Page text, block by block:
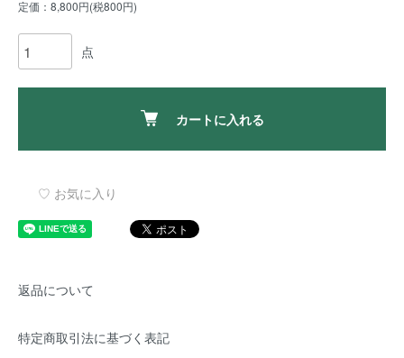
定価：8,800円(税800円)
点
カートに入れる
♡ お気に入り
返品について
特定商取引法に基づく表記